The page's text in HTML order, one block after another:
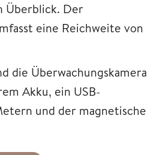
Überblick. Der
eine Reichweite von
die Überwachungskamera
Akku, ein USB-
und der magnetische